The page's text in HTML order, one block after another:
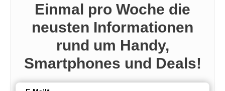
Einmal pro Woche die
neusten Informationen
rund um Handy,
Smartphones und Deals!